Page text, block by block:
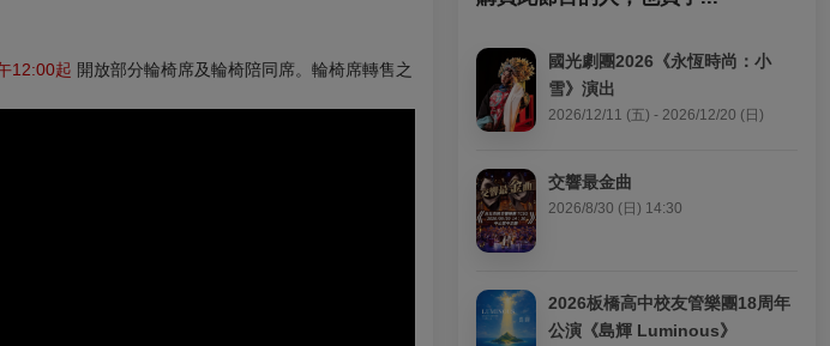
12:00起 開放部分輪椅席及輪椅陪同席。輪椅席轉售之
國光劇團2026《永恆時尚：小
雪》演出
2026/12/11 (五) - 2026/12/20 (日)
交響最金曲
2026/8/30 (日) 14:30
2026板橋高中校友管樂團18周年
公演《島輝 Luminous》